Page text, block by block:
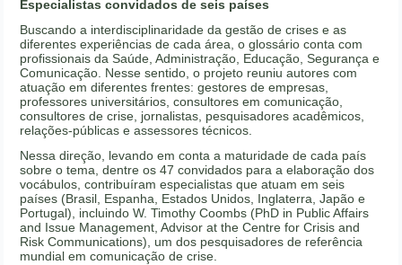
Especialistas convidados de seis países
Buscando a interdisciplinaridade da gestão de crises e as
diferentes experiências de cada área, o glossário conta com
profissionais da Saúde, Administração, Educação, Segurança e
Comunicação. Nesse sentido, o projeto reuniu autores com
atuação em diferentes frentes: gestores de empresas,
professores universitários, consultores em comunicação,
consultores de crise, jornalistas, pesquisadores acadêmicos,
relações-públicas e assessores técnicos.
Nessa direção, levando em conta a maturidade de cada país
sobre o tema, dentre os 47 convidados para a elaboração dos
vocábulos, contribuíram especialistas que atuam em seis
países (Brasil, Espanha, Estados Unidos, Inglaterra, Japão e
Portugal), incluindo W. Timothy Coombs (PhD in Public Affairs
and Issue Management, Advisor at the Centre for Crisis and
Risk Communications), um dos pesquisadores de referência
mundial em comunicação de crise.